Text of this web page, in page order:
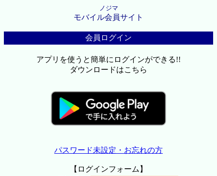
ノジマ
モバイル会員サイト
会員ログイン
アプリを使うと簡単にログインができる!!
ダウンロードはこちら
パスワード未設定・お忘れの方
【ログインフォーム】